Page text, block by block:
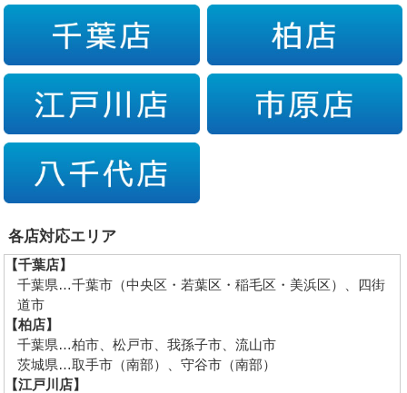
各店対応エリア
【千葉店】
千葉県…千葉市（中央区・若葉区・稲毛区・美浜区）、四街
道市
【柏店】
千葉県…柏市、松戸市、我孫子市、流山市
茨城県…取手市（南部）、守谷市（南部）
【江戸川店】